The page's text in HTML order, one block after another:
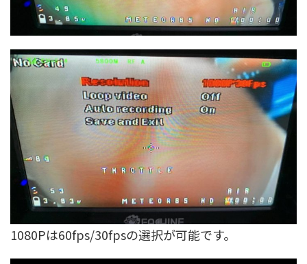
1080Pは60fps/30fpsの選択が可能です。